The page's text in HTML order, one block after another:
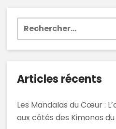
Rechercher :
Articles récents
Les Mandalas du Cœur :
aux côtés des Kimonos